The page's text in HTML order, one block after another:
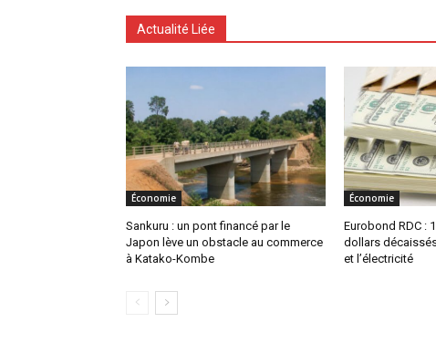
Actualité Liée
Économie
Sankuru : un pont financé par le
Japon lève un obstacle au commerce
à Katako-Kombe
Économie
Eurobond RDC :
dollars
et l’électricité